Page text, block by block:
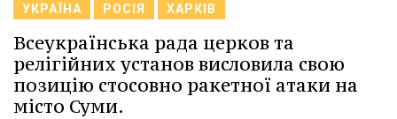
УКРАЇНА РОСІЯ ХАРКІВ
Всеукраїнська рада церков та
релігійних установ висловила свою
позицію стосовно ракетної атаки на
місто Суми.